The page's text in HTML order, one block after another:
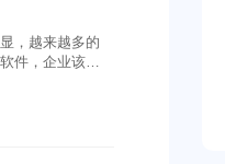
，越来越多的
件，企业该如